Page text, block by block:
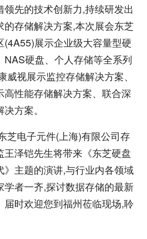
先的技术创新力,持续研发出
的存储解决方案,本次展会东芝
(4A55)展示企业级大容量型硬
NAS硬盘、个人存储等全系列
威视展示监控存储解决方案、
高性能存储解决方案、联合深
方案。
电子元件(上海)有限公司存
王泽铠先生将带来《东芝硬盘
》主题的演讲,与行业内各领域
学者一齐,探讨数据存储的最新
届时欢迎您到福州莅临现场,聆